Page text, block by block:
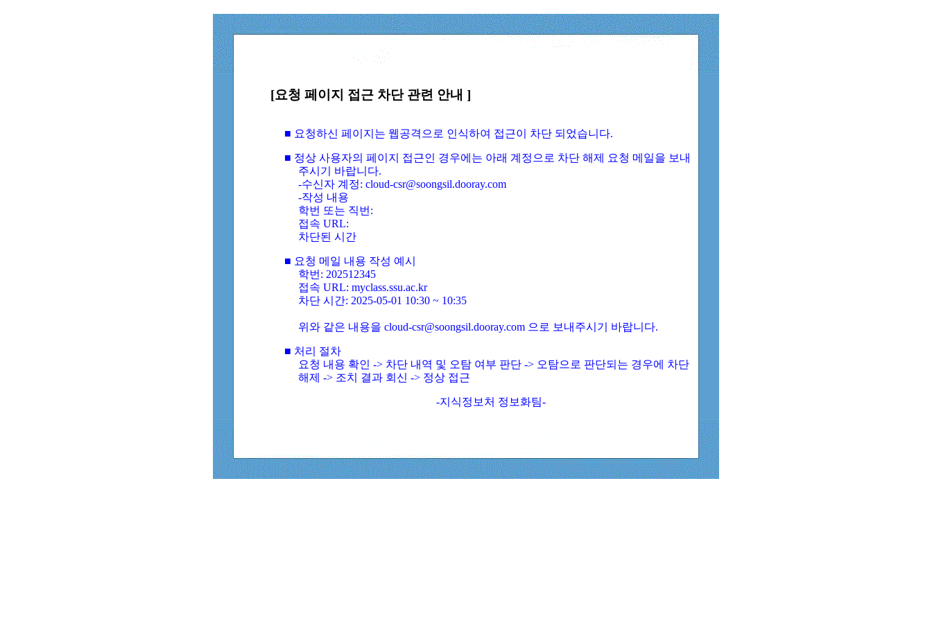
[요청 페이지 접근 차단 관련 안내 ]
■ 요청하신 페이지는 웹공격으로 인식하여 접근이 차단 되었습니다.
■ 정상 사용자의 페이지 접근인 경우에는 아래 계정으로 차단 해제 요청 메일을 보내
주시기 바랍니다.
-수신자 계정: cloud-csr@soongsil.dooray.com
-작성 내용
학번 또는 직번:
접속 URL:
차단된 시간
■ 요청 메일 내용 작성 예시
학번: 202512345
접속 URL: myclass.ssu.ac.kr
차단 시간: 2025-05-01 10:30 ~ 10:35
위와 같은 내용을 cloud-csr@soongsil.dooray.com 으로 보내주시기 바랍니다.
■ 처리 절차
요청 내용 확인 -> 차단 내역 및 오탐 여부 판단 -> 오탐으로 판단되는 경우에 차단
해제 -> 조치 결과 회신 -> 정상 접근
-지식정보처 정보화팀-